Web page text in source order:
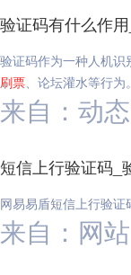
验证码有什么作
验证码作为一种人机
刷票、论坛灌水等行
来自：动
短信上行验证码_
网易易盾短信上行验
来自：网站